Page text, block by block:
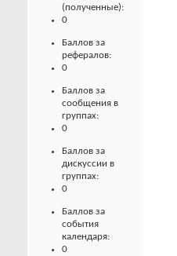
(полученные):
0
Баллов за
рефералов:
0
Баллов за
сообщения в
группах:
0
Баллов за
дискуссии в
группах:
0
Баллов за
события
календаря:
0